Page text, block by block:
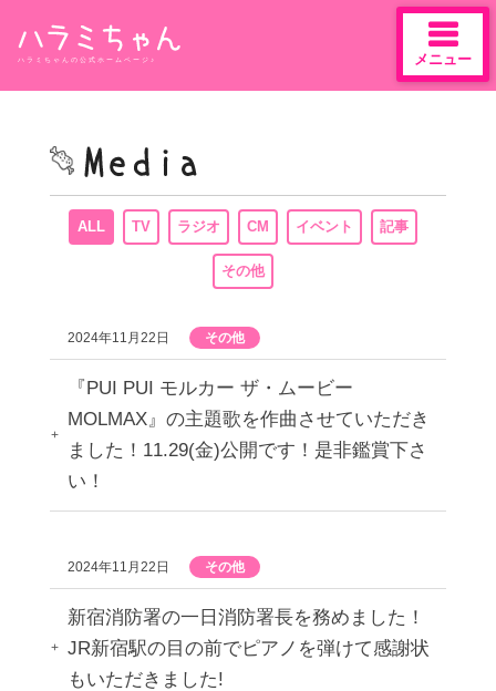
content
ハラミちゃんの公式ホームページ♪ メニュー
ALL TV ラジオ CM イベント 記事
その他
2024年11月22日 その他
『PUI PUI モルカー ザ・ムービー
MOLMAX』の主題歌を作曲させていただき
ました！11.29(金)公開です！是非鑑賞下さ
い！
2024年11月22日 その他
新宿消防署の一日消防署長を務めました！
JR新宿駅の目の前でピアノを弾けて感謝状
もいただきました!